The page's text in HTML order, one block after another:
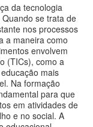
da tecnologia
se trata de
nos processos
a maneira como
envolvem
(TICs), como a
mais
Na formação
para que
em atividades de
e no social. A